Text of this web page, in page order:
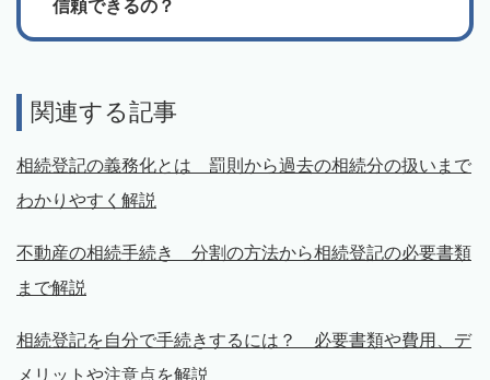
信頼できるの？
関連する記事
相続登記の義務化とは 罰則から過去の相続分の扱いまで
わかりやすく解説
不動産の相続手続き 分割の方法から相続登記の必要書類
まで解説
相続登記を自分で手続きするには？ 必要書類や費用、デ
メリットや注意点を解説